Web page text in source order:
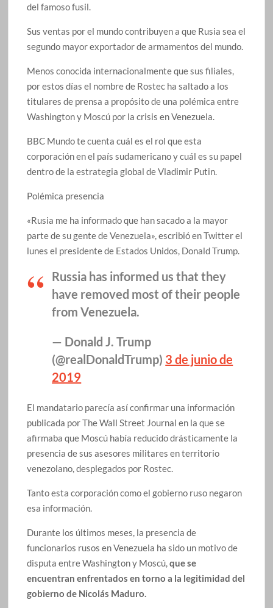
del famoso fusil.
Sus ventas por el mundo contribuyen a que Rusia sea el
segundo mayor exportador de armamentos del mundo.
Menos conocida internacionalmente que sus filiales,
por estos días el nombre de Rostec ha saltado a los
titulares de prensa a propósito de una polémica entre
Washington y Moscú por la crisis en Venezuela.
BBC Mundo te cuenta cuál es el rol que esta
corporación en el país sudamericano y cuál es su papel
dentro de la estrategia global de Vladimir Putin.
Polémica presencia
«Rusia me ha informado que han sacado a la mayor
parte de su gente de Venezuela», escribió en Twitter el
lunes el presidente de Estados Unidos, Donald Trump.
Russia has informed us that they
have removed most of their people
from Venezuela.
— Donald J. Trump
(@realDonaldTrump) 3 de junio de
2019
El mandatario parecía así confirmar una información
publicada por The Wall Street Journal en la que se
afirmaba que Moscú había reducido drásticamente la
presencia de sus asesores militares en territorio
venezolano, desplegados por Rostec.
Tanto esta corporación como el gobierno ruso negaron
esa información.
Durante los últimos meses, la presencia de
funcionarios rusos en Venezuela ha sido un motivo de
disputa entre Washington y Moscú,que se
encuentran enfrentados en torno a la legitimidad del
gobierno de Nicolás Maduro.